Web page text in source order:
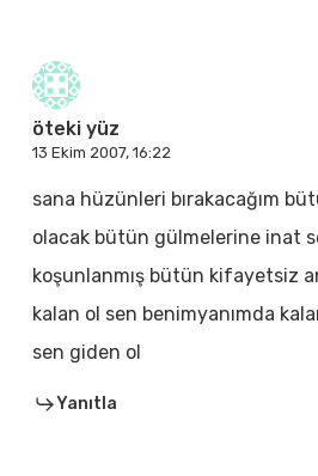
öteki yüz
13 Ekim 2007, 16:22
sana hüzünleri bırakacağım
olacak bütün gülmelerine inat
koşunlanmış bütün kifayetsiz
kalan ol sen benimyanımda
sen giden ol
Yanıtla